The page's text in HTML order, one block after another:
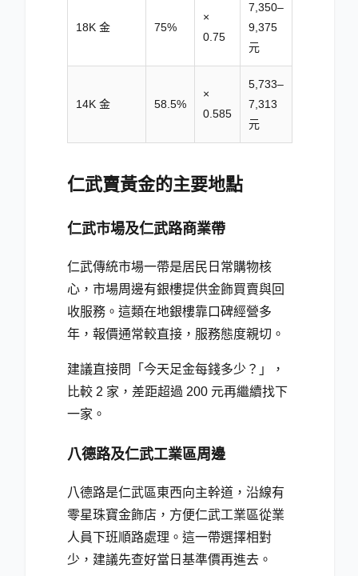
18K 金 75%
×
0.75
7,350–
9,375
元
14K 金 58.5%
×
0.585
5,733–
7,313
元
仁武賣黃金的主要地點
仁武市場及仁武路商業帶
仁武傳統市場一帶是居民日常購物核
心，市場周邊有銀樓提供金飾買賣與回
收服務。這類在地銀樓靠口碑經營多
年，報價通常較直接，服務態度親切。
建議直接問「今天足金每錢多少？」，
比較 2 家，差距超過 200 元再繼續找下
一家。
八德路及仁武工業區周邊
八德路是仁武區東西向主幹道，沿線有
零星珠寶金飾店，方便仁武工業區從業
人員下班順路處理。這一帶選擇相對
少，建議先查好當日基準價再進去。